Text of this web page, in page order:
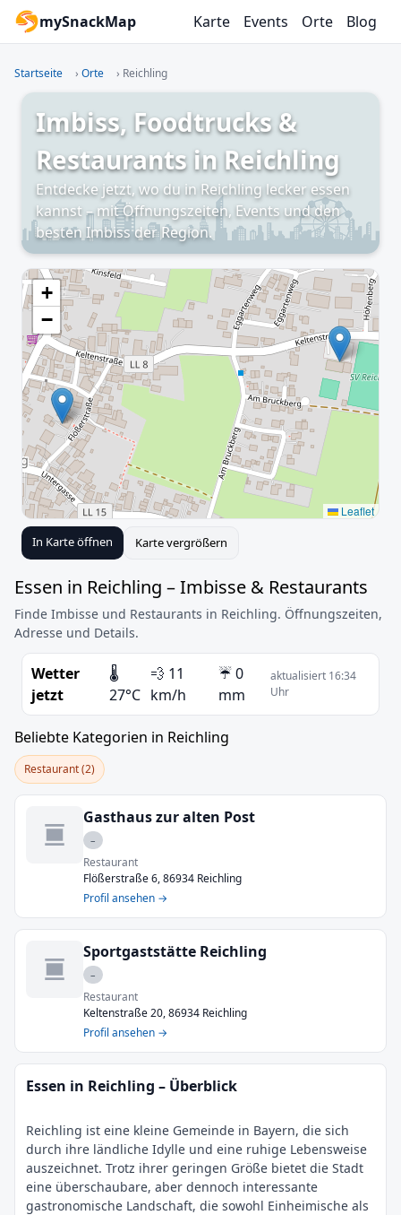
mySnackMap Karte Events Orte Blog
Startseite › Orte › Reichling
Imbiss, Foodtrucks &
Restaurants in Reichling
Entdecke jetzt, wo du in Reichling lecker essen
kannst – mit Öffnungszeiten, Events und den
besten Imbiss der Region.
+
−
Leaflet
In Karte öffnen Karte vergrößern
Essen in Reichling – Imbisse & Restaurants
Finde Imbisse und Restaurants in Reichling. Öffnungszeiten,
Adresse und Details.
Wetter
jetzt
🌡️
27°C
💨 11
km/h
☔ 0
mm
aktualisiert 16:34
Uhr
Beliebte Kategorien in Reichling
Restaurant (2)
Gasthaus zur alten Post
–
Restaurant
Flößerstraße 6, 86934 Reichling
Profil ansehen →
Sportgaststätte Reichling
–
Restaurant
Keltenstraße 20, 86934 Reichling
Profil ansehen →
Essen in Reichling – Überblick
Reichling ist eine kleine Gemeinde in Bayern, die sich
durch ihre ländliche Idylle und eine ruhige Lebensweise
auszeichnet. Trotz ihrer geringen Größe bietet die Stadt
eine überschaubare, aber dennoch interessante
gastronomische Landschaft, die sowohl Einheimische als